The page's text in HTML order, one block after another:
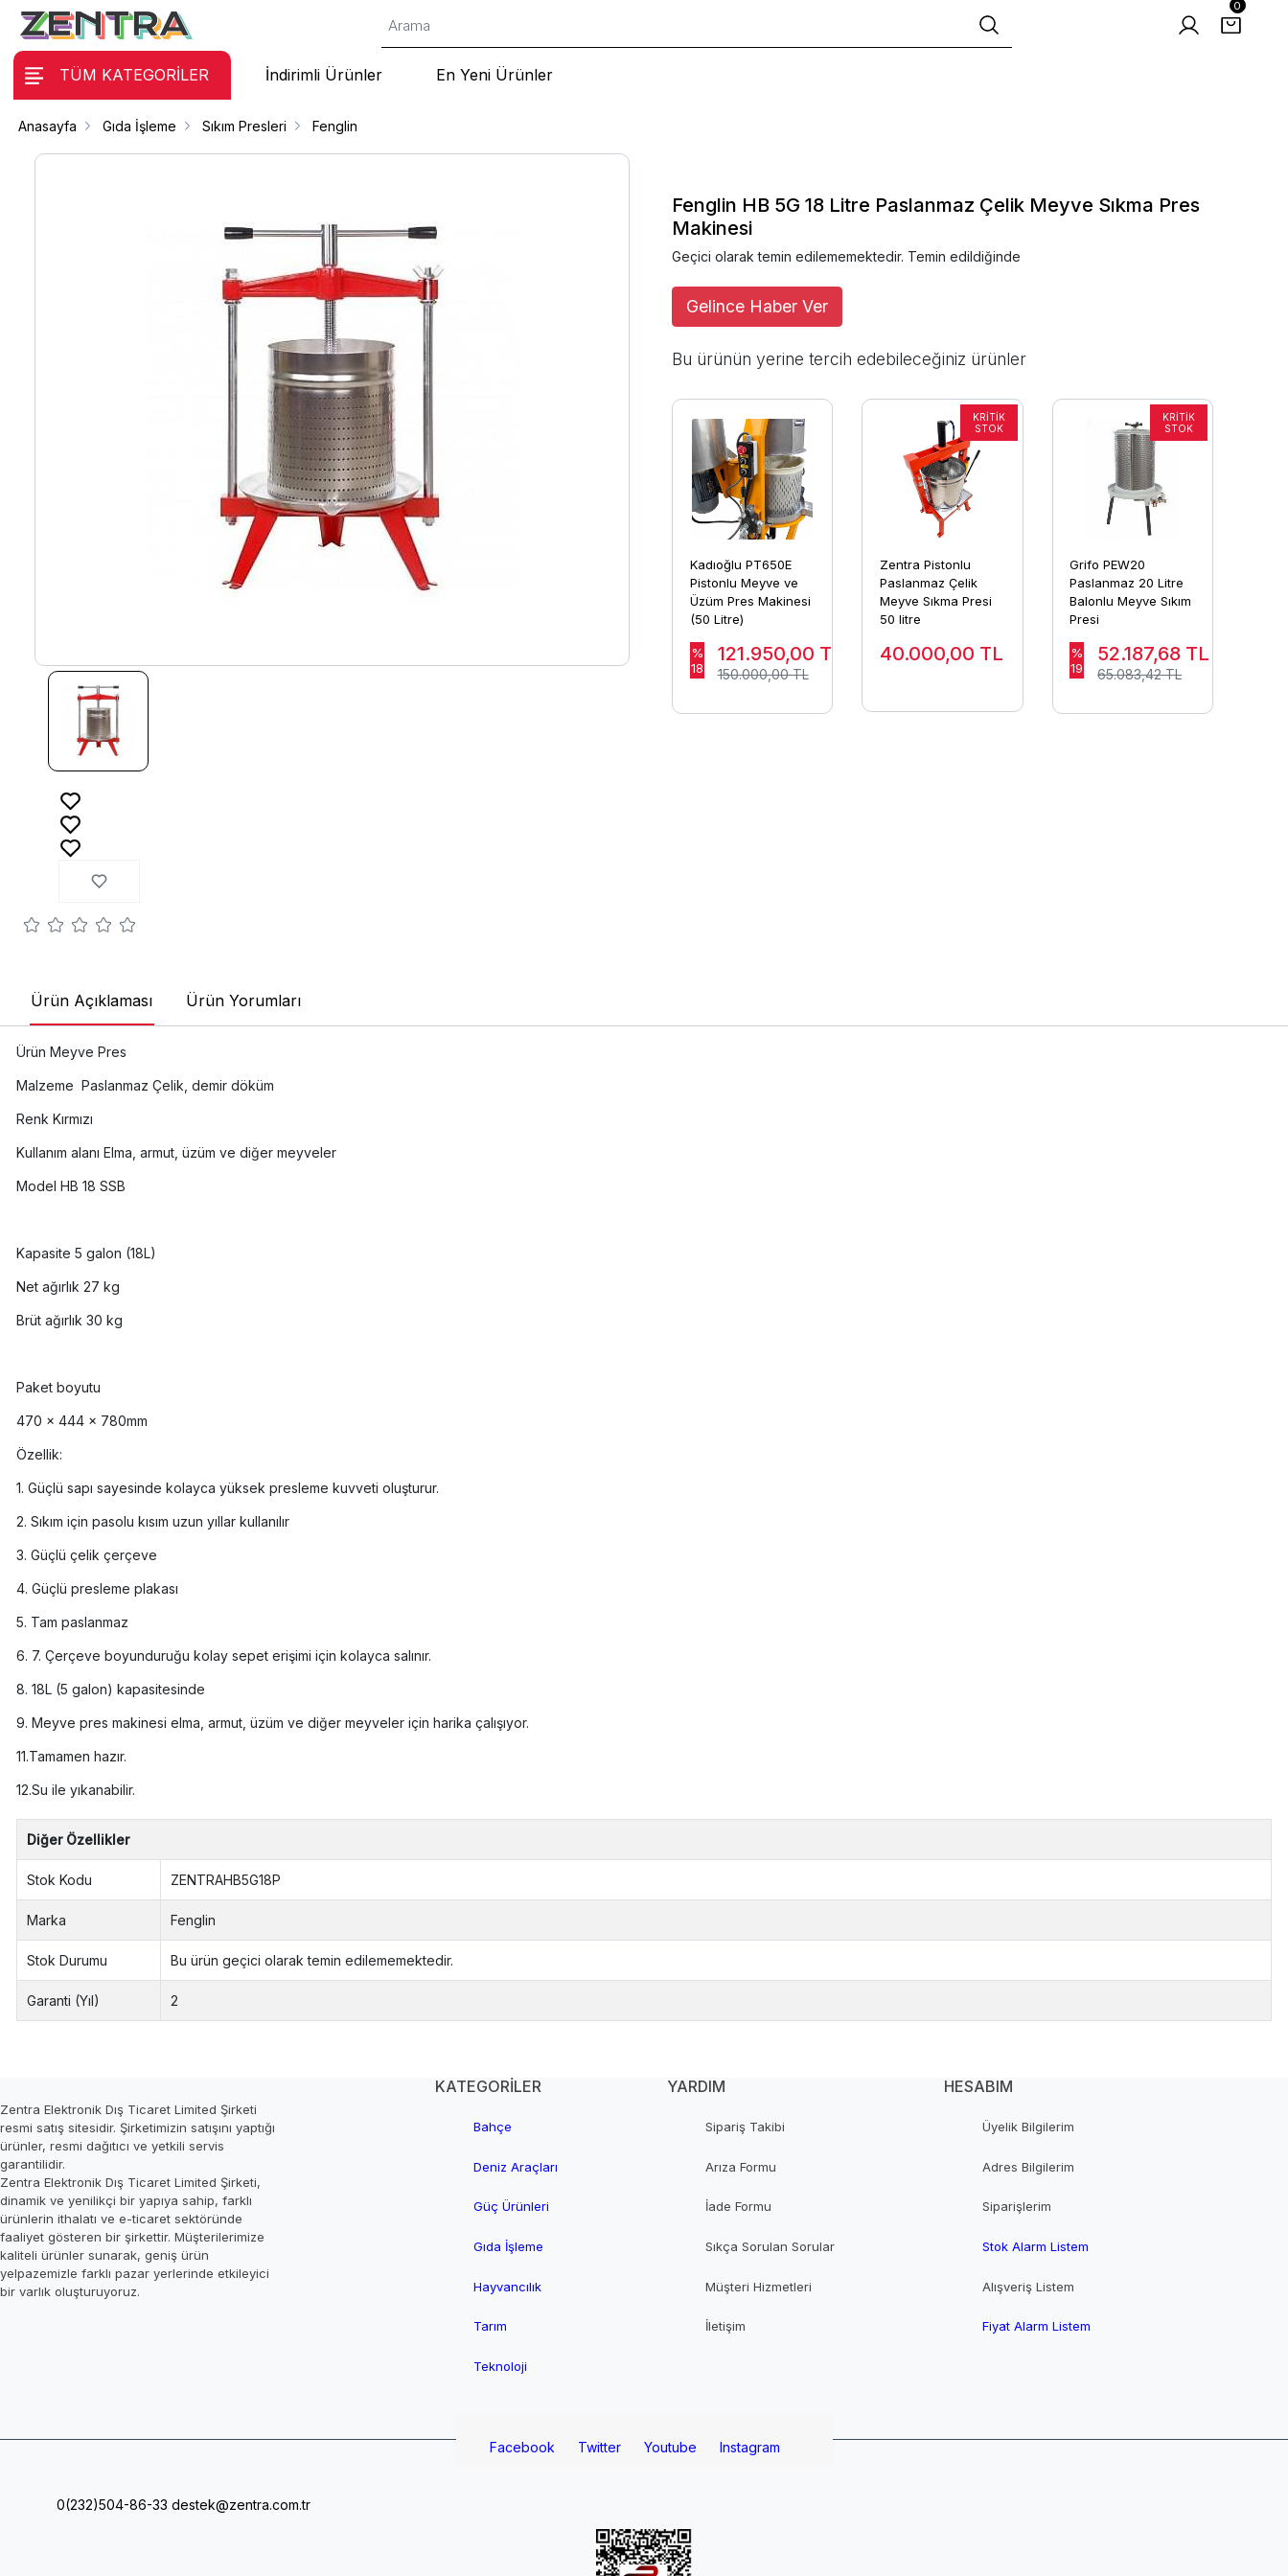
0
TÜM KATEGORİLER İndirimli Ürünler En Yeni Ürünler
Anasayfa Gıda İşleme Sıkım Presleri Fenglin
Fenglin HB 5G 18 Litre Paslanmaz Çelik Meyve Sıkma Pres
Makinesi
Geçici olarak temin edilememektedir. Temin edildiğinde
Gelince Haber Ver
Bu ürünün yerine tercih edebileceğiniz ürünler
Kadıoğlu PT650E
Pistonlu Meyve ve
Üzüm Pres Makinesi
(50 Litre)
%
18
121.950,00 TL
150.000,00 TL
Zentra Pistonlu
Paslanmaz Çelik
Meyve Sıkma Presi
50 litre
40.000,00 TL
Grifo PEW20
Paslanmaz 20 Litre
Balonlu Meyve Sıkım
Presi
%
19
52.187,68 TL
65.083,42 TL
Ürün Açıklaması Ürün Yorumları
Ürün Meyve Pres
Malzeme Paslanmaz Çelik, demir döküm
Renk Kırmızı
Kullanım alanı Elma, armut, üzüm ve diğer meyveler
Model HB 18 SSB
Kapasite 5 galon (18L)
Net ağırlık 27 kg
Brüt ağırlık 30 kg
Paket boyutu
470 × 444 × 780mm
Özellik:
1. Güçlü sapı sayesinde kolayca yüksek presleme kuvveti oluşturur.
2. Sıkım için pasolu kısım uzun yıllar kullanılır
3. Güçlü çelik çerçeve
4. Güçlü presleme plakası
5. Tam paslanmaz
6. 7. Çerçeve boyunduruğu kolay sepet erişimi için kolayca salınır.
8. 18L (5 galon) kapasitesinde
9. Meyve pres makinesi elma, armut, üzüm ve diğer meyveler için harika çalışıyor.
11.Tamamen hazır.
12.Su ile yıkanabilir.
Diğer Özellikler
Stok Kodu ZENTRAHB5G18P
Marka Fenglin
Stok Durumu Bu ürün geçici olarak temin edilememektedir.
Garanti (Yıl) 2
Zentra Elektronik Dış Ticaret Limited Şirketi
resmi satış sitesidir. Şirketimizin satışını yaptığı
ürünler, resmi dağıtıcı ve yetkili servis
garantilidir.
Zentra Elektronik Dış Ticaret Limited Şirketi,
dinamik ve yenilikçi bir yapıya sahip, farklı
ürünlerin ithalatı ve e-ticaret sektöründe
faaliyet gösteren bir şirkettir. Müşterilerimize
kaliteli ürünler sunarak, geniş ürün
yelpazemizle farklı pazar yerlerinde etkileyici
bir varlık oluşturuyoruz.
KATEGORİLER
Bahçe
Deniz Araçları
Güç Ürünleri
Gıda İşleme
Hayvancılık
Tarım
Teknoloji
YARDIM
Sipariş Takibi
Arıza Formu
İade Formu
Sıkça Sorulan Sorular
Müşteri Hizmetleri
İletişim
HESABIM
Üyelik Bilgilerim
Adres Bilgilerim
Siparişlerim
Stok Alarm Listem
Alışveriş Listem
Fiyat Alarm Listem
Facebook Twitter Youtube Instagram
0(232)504-86-33 destek@zentra.com.tr